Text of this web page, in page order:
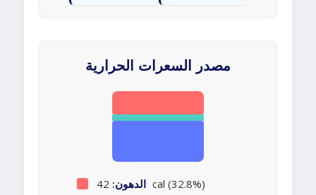
مصدر السعرات الحرارية
الدهون: 42 cal (32.8%)